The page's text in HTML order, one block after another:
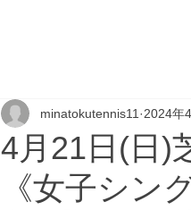
4月21日(日)
《女子シン
minatokutennis11 2024年